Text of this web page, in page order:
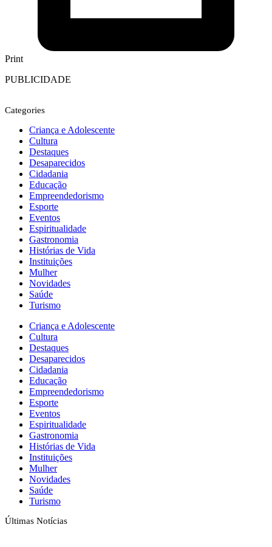
Print
PUBLICIDADE
Categories
Criança e Adolescente
Cultura
Destaques
Desaparecidos
Cidadania
Educação
Empreendedorismo
Esporte
Eventos
Espiritualidade
Gastronomia
Histórias de Vida
Instituições
Mulher
Novidades
Saúde
Turismo
Criança e Adolescente
Cultura
Destaques
Desaparecidos
Cidadania
Educação
Empreendedorismo
Esporte
Eventos
Espiritualidade
Gastronomia
Histórias de Vida
Instituições
Mulher
Novidades
Saúde
Turismo
Últimas Notícias